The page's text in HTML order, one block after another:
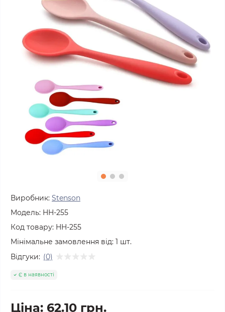
Виробник: Stenson
Модель: HH-255
Код товару: HH-255
Мінімальне замовлення від: 1 шт.
Відгуки: (0)
Є в наявності
Ціна: 62.10 грн.